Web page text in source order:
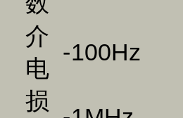
介
电
损
-100Hz